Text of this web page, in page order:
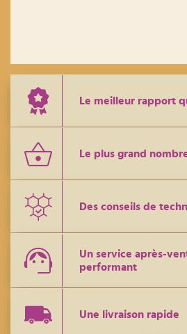
Le meilleur rapport
Le plus grand
Des conseils de
Un service après-
performant
Une livraison rapide